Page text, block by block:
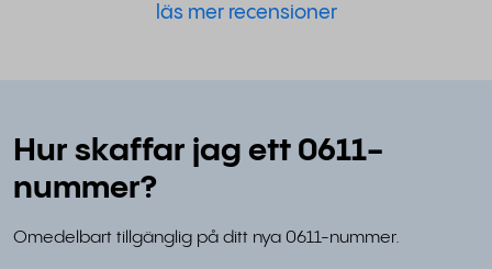
läs mer recensioner
Hur skaffar jag ett 0611-
nummer?
Omedelbart tillgänglig på ditt nya 0611-nummer.